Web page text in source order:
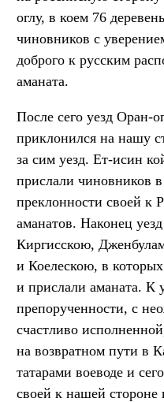
оглу, в коем 76
чиновников с
доброго к русским
аманата.
После сего уезд Оран-
приклонился на нашу
за сим уезд. Ет-исин
прислали чиновников в
преклонности своей к
аманатов. Наконец
Киргисскою,
и Коелескою, в
и прислали аманата. К
препорученности, с
счастливо
на возвратном пути в
татарами воеводе и
своей к нашей стороне